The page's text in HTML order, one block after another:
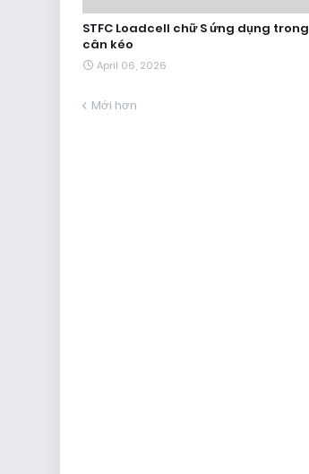
STFC Loadcell chữ S ứng dụng trong
cân kéo
April 06, 2026
Mới hơn